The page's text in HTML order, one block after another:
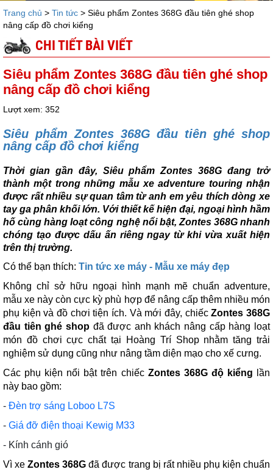
Trang chủ > Tin tức > Siêu phẩm Zontes 368G đầu tiên ghé shop
nâng cấp đồ chơi kiểng
CHI TIẾT BÀI VIẾT
Siêu phẩm Zontes 368G đầu tiên ghé shop
nâng cấp đồ chơi kiểng
Lượt xem: 352
Siêu phẩm Zontes 368G đầu tiên ghé shop
nâng cấp đồ chơi kiểng
Thời gian gần đây, Siêu phẩm Zontes 368G đang trở
thành một trong những mẫu xe adventure touring nhận
được rất nhiều sự quan tâm từ anh em yêu thích dòng xe
tay ga phân khối lớn. Với thiết kế hiện đại, ngoại hình hầm
hố cùng hàng loạt công nghệ nổi bật, Zontes 368G nhanh
chóng tạo được dấu ấn riêng ngay từ khi vừa xuất hiện
trên thị trường.
Có thể bạn thích: Tin tức xe máy - Mẫu xe máy đẹp
Không chỉ sở hữu ngoại hình mạnh mẽ chuẩn adventure,
mẫu xe này còn cực kỳ phù hợp để nâng cấp thêm nhiều món
phụ kiện và đồ chơi tiện ích. Và mới đây, chiếcZontes 368G
đầu tiên ghé shopđã được anh khách nâng cấp hàng loạt
món đồ chơi cực chất tại Hoàng Trí Shop nhằm tăng trải
nghiệm sử dụng cũng như nâng tầm diện mạo cho xế cưng.
Các phụ kiện nổi bật trên chiếc Zontes 368G độ kiểng lần
này bao gồm:
- Đèn trợ sáng Loboo L7S
- Giá đỡ điện thoại Kewig M33
- Kính cánh gió
Vì xeZontes 368Gđã được trang bị rất nhiều phụ kiện chuẩn